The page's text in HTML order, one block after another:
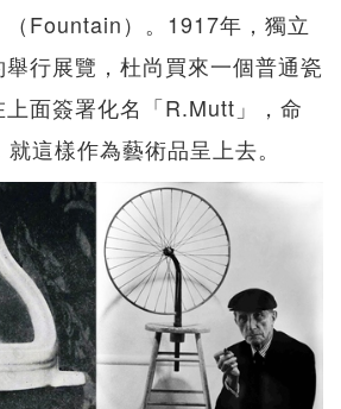
Fountain）。1917年，獨立
行展覽，杜尚買來一個普通瓷
面簽署化名「R.Mutt」，命
這樣作為藝術品呈上去。